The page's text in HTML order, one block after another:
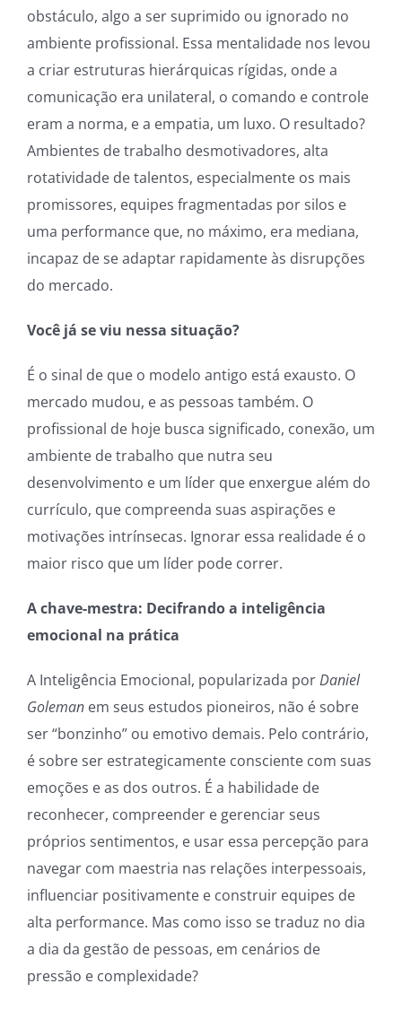
obstáculo, algo a ser suprimido ou ignorado no
ambiente profissional. Essa mentalidade nos levou
a criar estruturas hierárquicas rígidas, onde a
comunicação era unilateral, o comando e controle
eram a norma, e a empatia, um luxo. O resultado?
Ambientes de trabalho desmotivadores, alta
rotatividade de talentos, especialmente os mais
promissores, equipes fragmentadas por silos e
uma performance que, no máximo, era mediana,
incapaz de se adaptar rapidamente às disrupções
do mercado.
Você já se viu nessa situação?
É o sinal de que o modelo antigo está exausto. O
mercado mudou, e as pessoas também. O
profissional de hoje busca significado, conexão, um
ambiente de trabalho que nutra seu
desenvolvimento e um líder que enxergue além do
currículo, que compreenda suas aspirações e
motivações intrínsecas. Ignorar essa realidade é o
maior risco que um líder pode correr.
A chave-mestra: Decifrando a inteligência
emocional na prática
A Inteligência Emocional, popularizada porDaniel
Goleman em seus estudos pioneiros, não é sobre
ser “bonzinho” ou emotivo demais. Pelo contrário,
é sobre ser estrategicamente consciente com suas
emoções e as dos outros. É a habilidade de
reconhecer, compreender e gerenciar seus
próprios sentimentos, e usar essa percepção para
navegar com maestria nas relações interpessoais,
influenciar positivamente e construir equipes de
alta performance. Mas como isso se traduz no dia
a dia da gestão de pessoas, em cenários de
pressão e complexidade?